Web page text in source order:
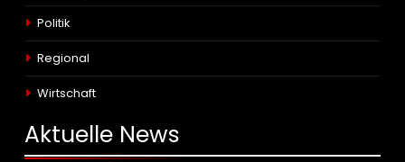
Politik
Regional
Wirtschaft
Aktuelle News